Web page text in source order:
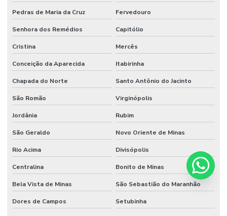
Pedras de Maria da Cruz Fervedouro
Senhora dos Remédios Capitólio
Cristina Mercês
Conceição da Aparecida Itabirinha
Chapada do Norte Santo Antônio do Jacinto
São Romão Virginópolis
Jordânia Rubim
São Geraldo Novo Oriente de Minas
Rio Acima Divisópolis
Centralina Bonito de Minas
Bela Vista de Minas São Sebastião do Maranhão
Dores de Campos Setubinha